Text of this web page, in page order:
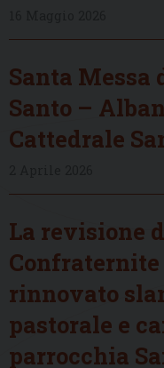
Santa Messa
Santo –
Cattedrale
La revisione
Confraternite
rinnovato
pastorale e
parrocchia